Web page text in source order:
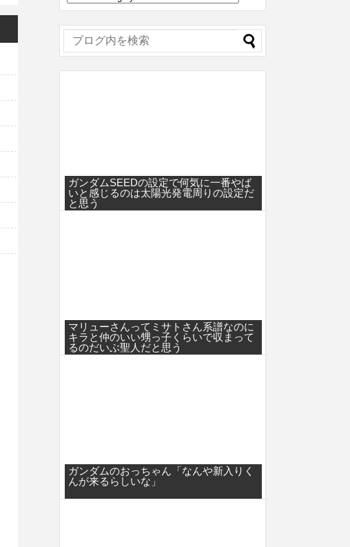
ガンダムSEEDの設定で何気に一番やば
いと感じるのは太陽光発電周りの設定だ
と思う
マリューさんってミサトさん系譜なのに
キラと仲のいい甥っ子くらいで収まって
るのだいぶ聖人だと思う
ガンダムのおっちゃん「なんや新入りく
んが来るらしいな」